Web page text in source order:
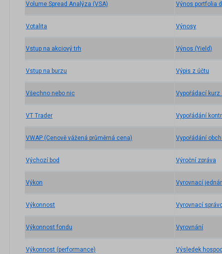
Volume Spread Analýza (VSA)
Votalita
Vstup na akciový trh
Vstup na burzu
Všechno nebo nic
VT Trader
VWAP (Cenově vážená průměrná cena)
Výchozí bod
Výkon
Výkonnost
Výkonnost fondu
Výkonnost (performance)
Výnos portfolia
Výnosy
Výnos (Yield)
Výpis z účtu
Vypořádací kurz
Vypořádání
Vypořádání
Výroční zpráva
Vyrovnací
Vyrovnací
Vyrovnání
Výsledek